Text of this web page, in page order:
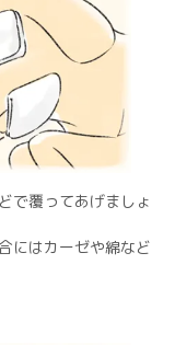
で覆ってあげましょ
にはカーゼや綿など